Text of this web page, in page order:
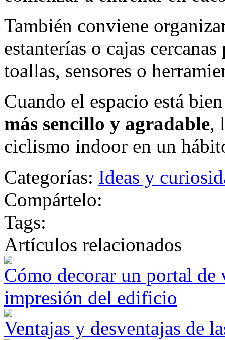
También conviene
estanterías o cajas
toallas, sensores o
Cuando el espacio está
más sencillo y agradable,
ciclismo indoor en un
Categorías: Ideas y
Compártelo:
Tags:
Artículos relacionados
Cómo decorar un portal
impresión del edificio
Ventajas y desventajas de